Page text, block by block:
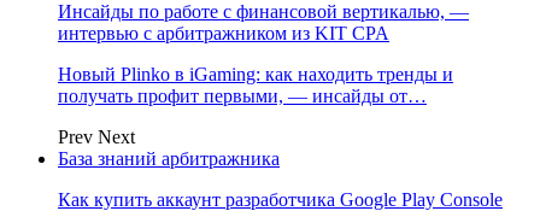
Инсайды по работе с финансовой вертикалью, —
интервью с арбитражником из KIT CPA
Новый Plinko в iGaming: как находить тренды и
получать профит первыми, — инсайды от…
Prev Next
База знаний арбитражника
Как купить аккаунт разработчика Google Play Console